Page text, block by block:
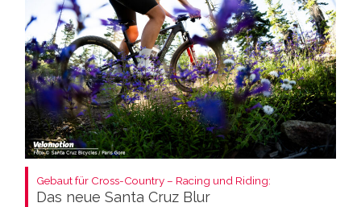
Gebaut für Cross-Country – Racing und Riding:
Das neue Santa Cruz Blur